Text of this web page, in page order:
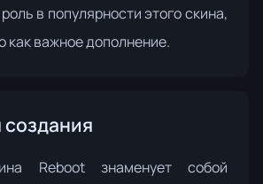
в популярности этого скина,
как важное дополнение.
Reboot знаменует собой